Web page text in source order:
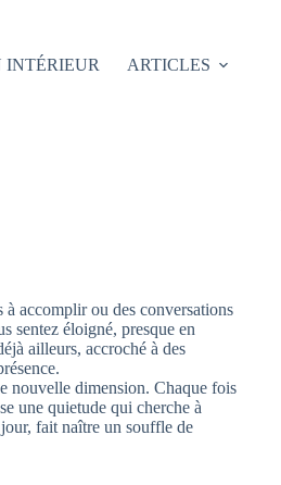
INTÉRIEUR ARTICLES
à accomplir ou des conversations
sentez éloigné, presque en
ailleurs, accroché à des
nouvelle dimension. Chaque fois
une quietude qui cherche à
fait naître un souffle de